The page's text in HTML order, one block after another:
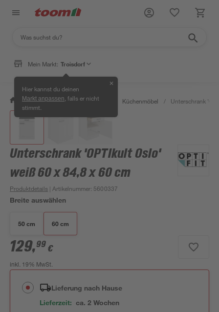
Mein Markt: Troisdorf
Hier kannst du deinen
Markt anpassen , falls er nicht
stimmt.
✕
/ Wohnen & Haushalt / Küche Küchenmöbel / Unterschrank
Unterschrank 'OPTIkult Oslo'
weiß 60 x 84,8 x 60 cm
Produktdetails | Artikelnummer: 5600337
Breite auswählen
50 cm 60 cm
129,99 €
inkl. 19% MwSt.
Lieferung nach Hause
Lieferzeit: ca. 2 Wochen